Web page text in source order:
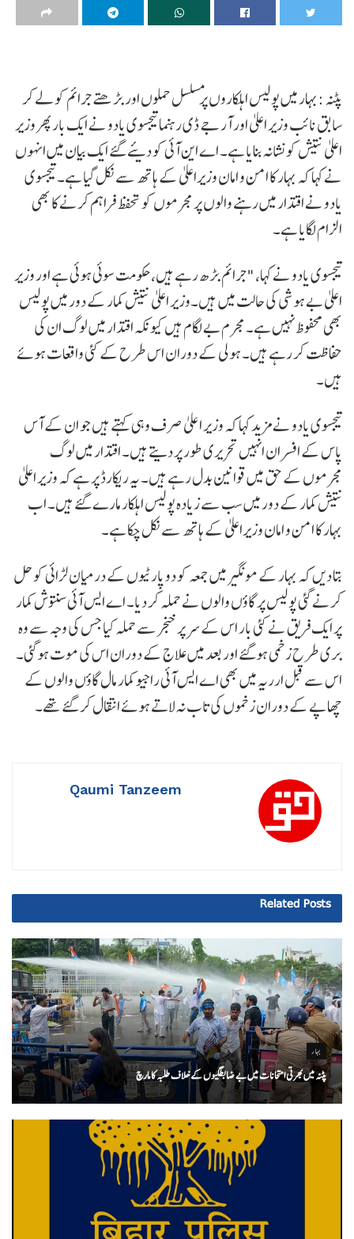
پٹنہ :بہار میں پولیس اہلکاروں پر مسلسل حملوں اور بڑھتے جرائم کو لے کر
سابق نائب وزیر اعلیٰ اور آر جے ڈی رہنما تیجسوی یادو نے ایک بار پھر وزیر
اعلیٰ نتیش کو نشانہ بنایا ہے۔ اے این آئی کو دیئے گئے ایک بیان میں انہوں
نے کہا کہ بہار کا امن و امان وزیراعلیٰ کے ہاتھ سے نکل گیا ہے۔ تیجسوی
یادو نے اقتدار میں رہنے والوں پر مجرموں کو تحفظ فراہم کرنے کا بھی
الزام لگایا ہے۔
تیجسوی یادو نے کہا، "جرائم بڑھ رہے ہیں، حکومت سوئی ہوئی ہے اور وزیر
اعلیٰ بے ہوشی کی حالت میں ہیں۔وزیر اعلیٰ نتیش کمار کے دور میں پولیس
بھی محفوظ نہیں ہے۔ مجرم بے لگام ہیں کیونکہ اقتدار میں لوگ ان کی
حفاظت کر رہے ہیں۔ ہولی کے دوران اس طرح کے کئی واقعات ہوئے
ہیں۔
تیجسوی یادو نے مزید کہا کہ وزیر اعلی ٰ صرف وہی کہتے ہیں جو ان کے آس
پاس کے افسران انہیں تحریری طور پر دیتے ہیں۔ اقتدار میں لوگ
مجرموں کے حق میں قوانین بدل رہے ہیں۔ یہ ریکارڈ پر ہے کہ وزیر اعلیٰ
نتیش کمار کے دور میں سب سے زیادہ پولیس اہلکار مارے گئے ہیں۔ اب
بہار کا امن و امان وزیراعلیٰ کے ہاتھ سے نکل چکا ہے۔
بتا دیں کہ بہار کے مونگیر میں جمعہ کو دو پارٹیوں کے درمیان لڑائی کو حل
کرنے گئی پولیس پر گاؤں والوں نے حملہ کر دیا۔ اے ایس آئی سنتوش کمار
پر ایک فریق نے کئی بار اس کے سر پر خنجر سے حملہ کیا جس کی وجہ سے وہ
بری طرح زخمی ہوگئے اور بعد میں علاج کے دوران اس کی موت ہوگئی۔
اس سے قبل ارریہ میں بھی اے ایس آئی راجیو کمار مال گاؤں والوں کے
چھاپے کے دوران زخموں کی تاب نہ لاتے ہوئے انتقال کر گئے تھے۔
Qaumi Tanzeem
Related Posts
بہار
پٹنہ میں بھرتی امتحانات میں بے ضابطگیوں کے خلاف طلبہ کا مارچ